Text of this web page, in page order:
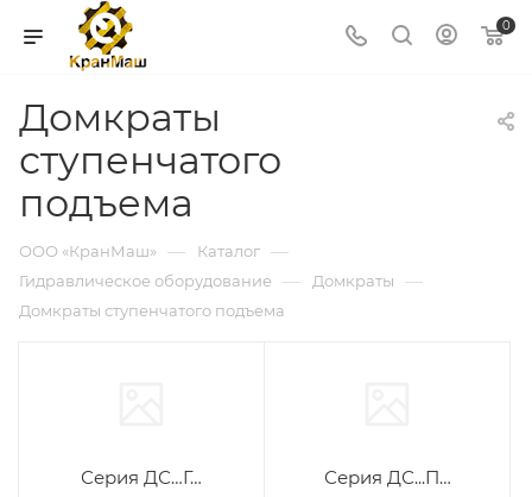
0
Домкраты
ступенчатого
подъема
ООО «КранМаш» — Каталог —
Гидравлическое оборудование — Домкраты —
Домкраты ступенчатого подъема
Серия ДС…Г… Серия ДС...П…